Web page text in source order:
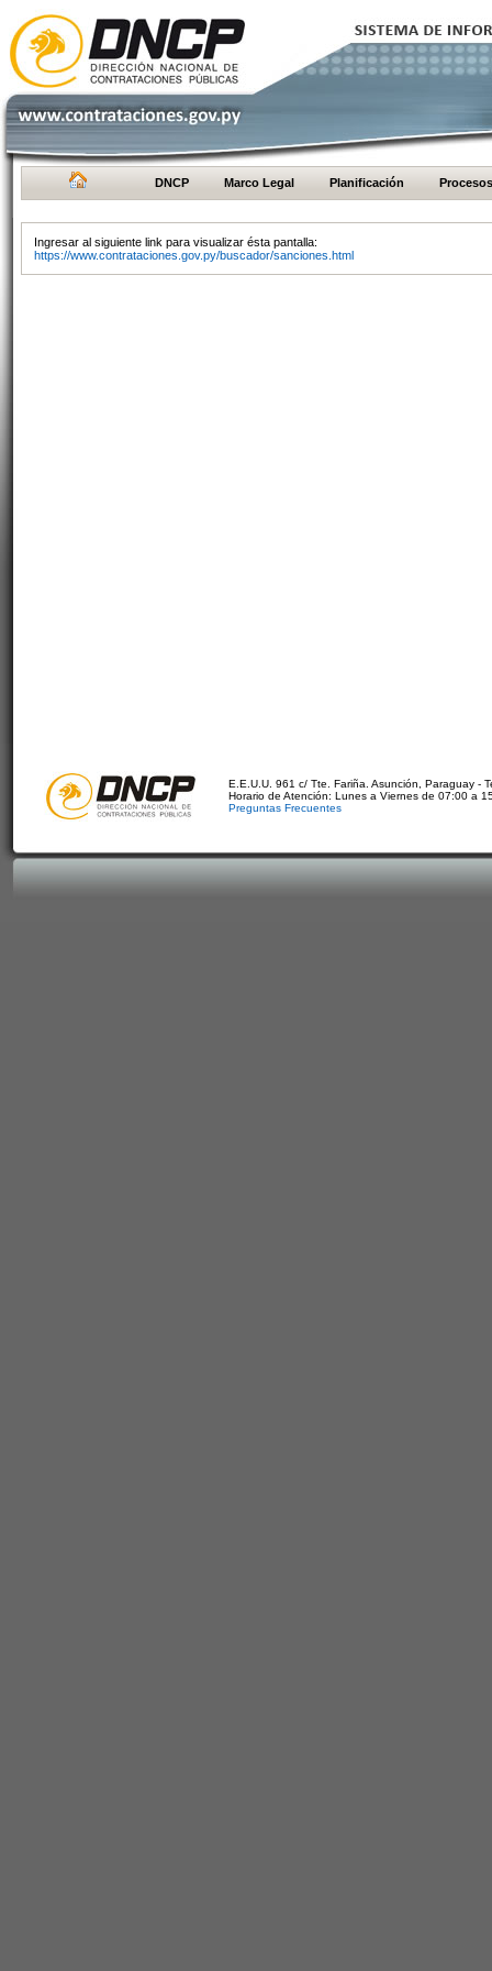
DNCP Marco Legal Planificación Procesos
Ingresar al siguiente link para visualizar ésta pantalla:
https://www.contrataciones.gov.py/buscador/sanciones.html
E.E.U.U. 961 c/ Tte. Fariña. Asunción, Paraguay -
Horario de Atención: Lunes a Viernes de 07:00 a
Preguntas Frecuentes